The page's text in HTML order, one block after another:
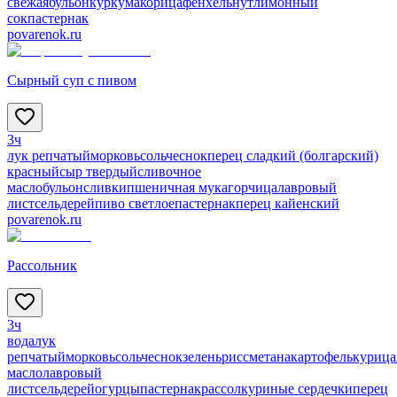
сокпастернак
povarenok.ru
Сырный суп с пивом
3ч
лук репчатыйморковьсольчеснокперец сладкий (болгарский)
красныйсыр твердыйсливочное
маслобульонсливкипшеничная мукагорчицалавровый
листсельдерейпиво светлоепастернакперец кайенский
povarenok.ru
Рассольник
3ч
водалук
репчатыйморковьсольчеснокзеленьриссметанакартофелькурица
маслолавровый
листсельдерейогурцыпастернакрассолкуриные сердечкиперец